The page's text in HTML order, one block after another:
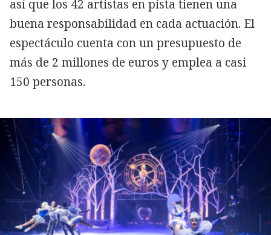
así que los 42 artistas en pista tienen una
buena responsabilidad en cada actuación. El
espectáculo cuenta con un presupuesto de
más de 2 millones de euros y emplea a casi
150 personas.